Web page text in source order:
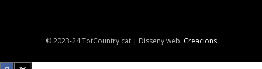
© 2023-24 TotCountry.cat | Disseny web: Creacions